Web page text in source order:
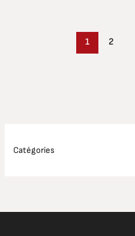
Catégories
1 2